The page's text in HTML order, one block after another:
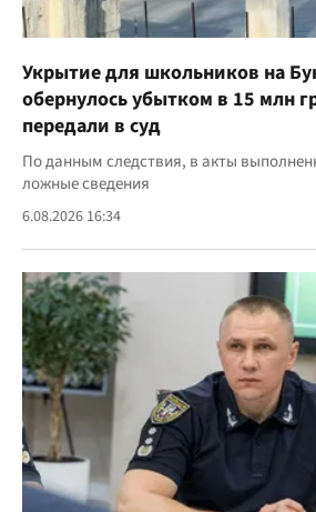
Укрытие для школьников на
обернулось убытком в 15 млн
передали в суд
По данным следствия, в акты
ложные сведения
6.08.2026 16:34